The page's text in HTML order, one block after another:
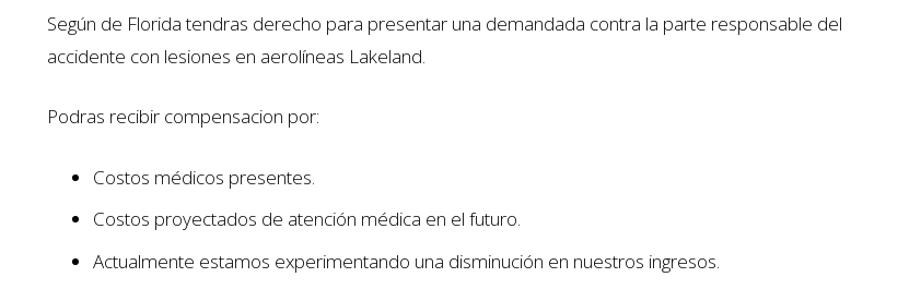
Según de Florida tendras derecho para presentar una demandada contra la parte responsable del
accidente con lesiones en aerolíneas Lakeland.
Podras recibir compensacion por:
Costos médicos presentes.
Costos proyectados de atención médica en el futuro.
Actualmente estamos experimentando una disminución en nuestros ingresos.